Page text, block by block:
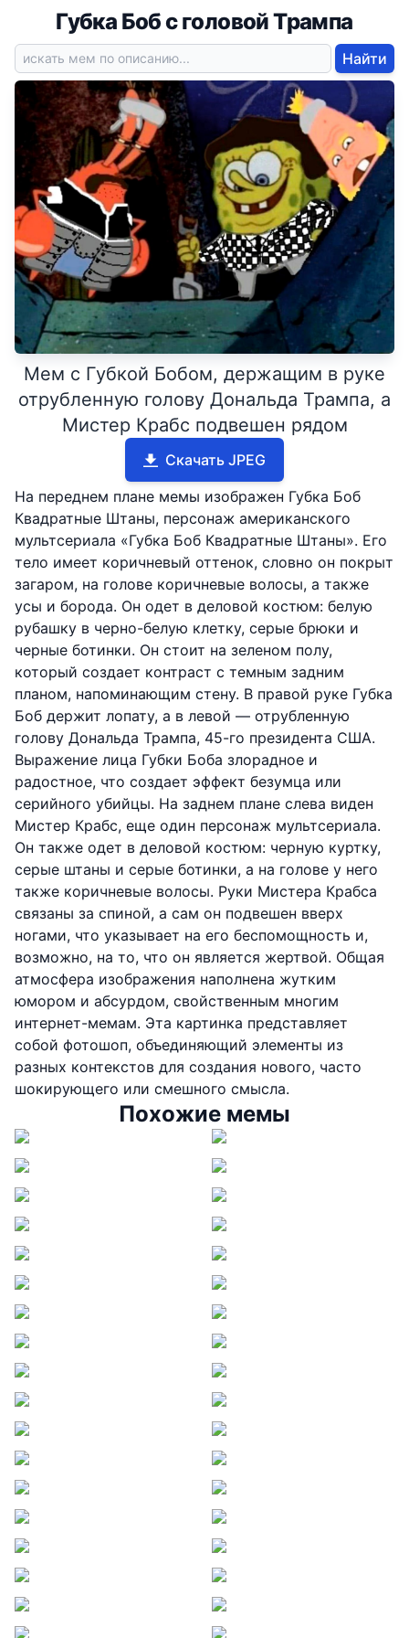
Губка Боб с головой Трампа
Найти
Мем с Губкой Бобом, держащим в руке
отрубленную голову Дональда Трампа, а
Мистер Крабс подвешен рядом
Скачать JPEG
На переднем плане мемы изображен Губка Боб
Квадратные Штаны, персонаж американского
мультсериала «Губка Боб Квадратные Штаны». Его
тело имеет коричневый оттенок, словно он покрыт
загаром, на голове коричневые волосы, а также
усы и борода. Он одет в деловой костюм: белую
рубашку в черно-белую клетку, серые брюки и
черные ботинки. Он стоит на зеленом полу,
который создает контраст с темным задним
планом, напоминающим стену. В правой руке Губка
Боб держит лопату, а в левой — отрубленную
голову Дональда Трампа, 45-го президента США.
Выражение лица Губки Боба злорадное и
радостное, что создает эффект безумца или
серийного убийцы. На заднем плане слева виден
Мистер Крабс, еще один персонаж мультсериала.
Он также одет в деловой костюм: черную куртку,
серые штаны и серые ботинки, а на голове у него
также коричневые волосы. Руки Мистера Крабса
связаны за спиной, а сам он подвешен вверх
ногами, что указывает на его беспомощность и,
возможно, на то, что он является жертвой. Общая
атмосфера изображения наполнена жутким
юмором и абсурдом, свойственным многим
интернет-мемам. Эта картинка представляет
собой фотошоп, объединяющий элементы из
разных контекстов для создания нового, часто
шокирующего или смешного смысла.
Похожие мемы